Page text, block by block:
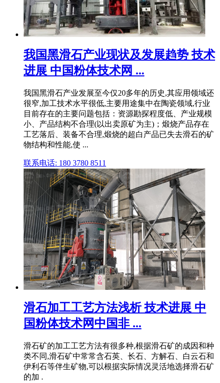
我国黑滑石产业现状及发展趋势 技术
进展 中国粉体技术网 ...
我国黑滑石产业发展至今仅20多年的历史,其应用领域还
很窄,加工技术水平很低,主要用途集中在陶瓷领域,行业
目前存在的主要问题包括：资源勘探程度低、产业规模
小、产品结构不合理(以出卖原矿为主)；煅烧产品存在
工艺落后、装备不合理,煅烧的超白产品已失去滑石的矿
物结构和性能,使 ...
联系电话: 180 3780 8511
滑石加工工艺方法浅析 技术进展 中
国粉体技术网中国非 ...
滑石矿的加工工艺方法有很多种,根据滑石矿的成因和种
类不同,滑石矿中常常含石英、长石、方解石、白云石和
伊利石等伴生矿物,可以根据实际情况灵活地选择滑石矿
的加 .